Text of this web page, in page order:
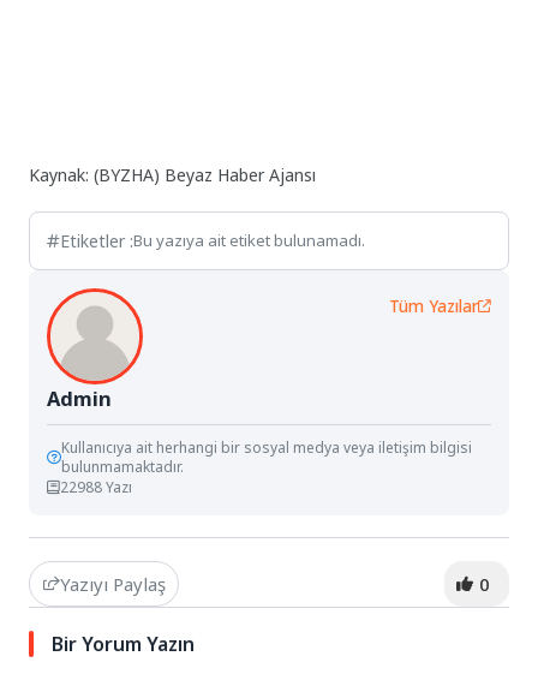
Kaynak: (BYZHA) Beyaz Haber Ajansı
Etiketler :Bu yazıya ait etiket bulunamadı.
Admin
Tüm Yazılar
Kullanıcıya ait herhangi bir sosyal medya veya iletişim bilgisi
bulunmamaktadır.
22988 Yazı
Yazıyı Paylaş 0
Bir Yorum Yazın